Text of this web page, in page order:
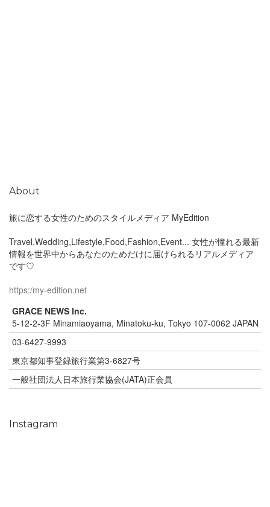
About
旅に恋する女性のためのスタイルメディア MyEdition
Travel,Wedding,Lifestyle,Food,Fashion,Event... 女性が憧れる最新
情報を世界中からあなたのためだけに届けられるリアルメディア
です♡
https:/my-edition.net
GRACE NEWS Inc.
5-12-2-3F Minamiaoyama, Minatoku-ku, Tokyo 107-0062 JAPAN
03-6427-9993
東京都知事登録旅行業第3-6827号
一般社団法人日本旅行業協会(JATA)正会員
Instagram